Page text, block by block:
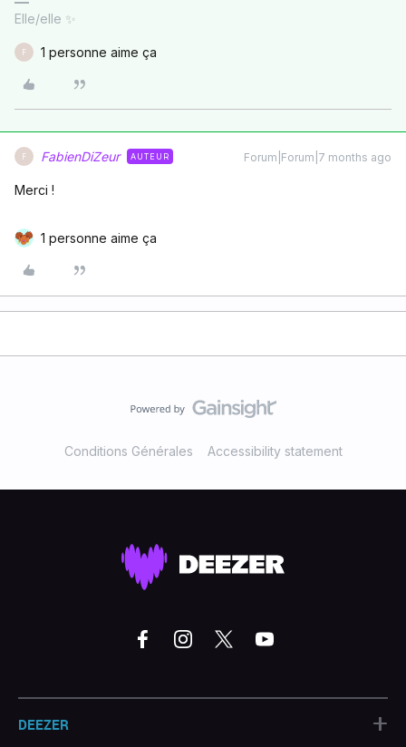
Elle/elle ✨
F 1 personne aime ça
F FabienDiZeur AUTEUR Forum|Forum|7 months ago
Merci !
1 personne aime ça
Conditions Générales Accessibility statement
DEEZER +